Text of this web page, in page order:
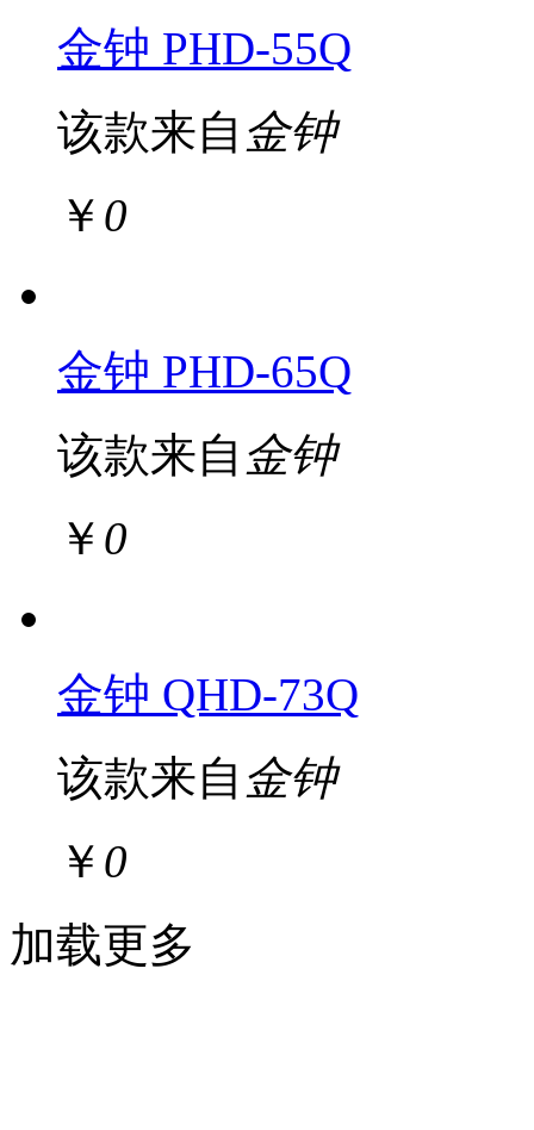
金钟 PHD-55Q
该款来自 金钟
￥ 0
金钟 PHD-65Q
该款来自 金钟
￥ 0
金钟 QHD-73Q
该款来自 金钟
￥ 0
加载更多